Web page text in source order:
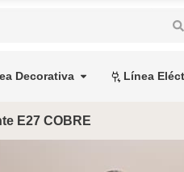
Decorativa Línea
E27 COBRE